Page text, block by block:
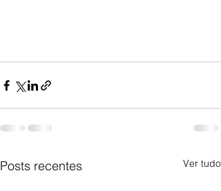
Posts recentes Ver tudo